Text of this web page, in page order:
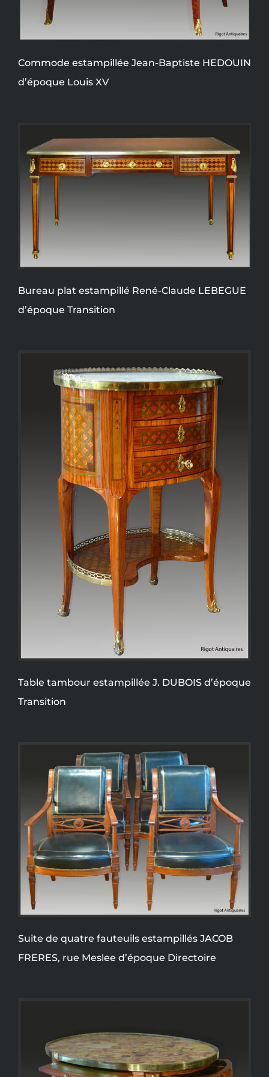
Commode estampillée Jean-Baptiste HEDOUIN
d’époque Louis XV
Bureau plat estampillé René-Claude LEBEGUE
d’époque Transition
Table tambour estampillée J. DUBOIS d’époque
Transition
Suite de quatre fauteuils estampillés JACOB
FRERES, rue Meslee d’époque Directoire